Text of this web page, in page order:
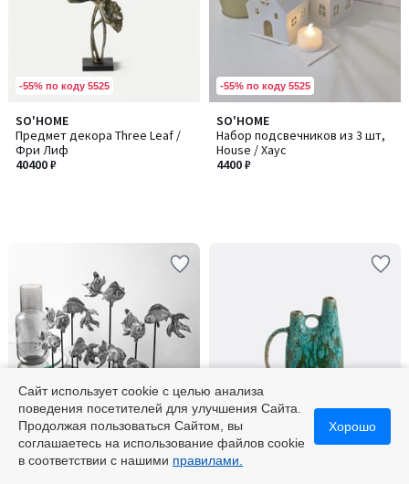
-55% по коду 5525
SO'HOME
Предмет декора Three Leaf /
Фри Лиф
40400 ₽
-55% по коду 5525
SO'HOME
Набор подсвечников из 3 шт,
House / Хаус
4400 ₽
-55% по коду 5525
SO'HOME
Предмет декора GOLDFISH 2 /
LA REDOUTE INTERIEURS
Ваза из керамики В25,2 см,
3,8
/ 5
Сайт использует cookie с целью анализа
поведения посетителей для улучшения Сайта.
Продолжая пользоваться Сайтом, вы
соглашаетесь на использование файлов cookie
в соответствии с нашими правилами.
Хорошо